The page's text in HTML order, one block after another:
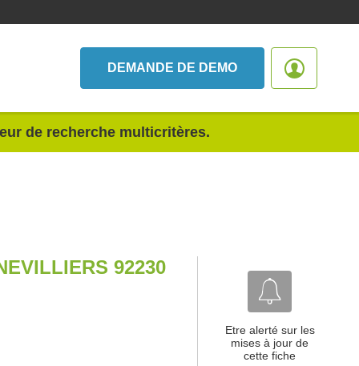
DEMANDE DE DEMO
de recherche multicritères.
92230
Etre alerté sur les
mises à jour de
cette fiche